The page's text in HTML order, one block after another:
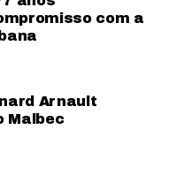
com a
Arnault
Malbec